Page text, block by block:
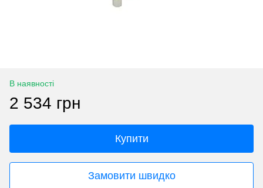
В наявності
2 534 грн
Купити
Замовити швидко